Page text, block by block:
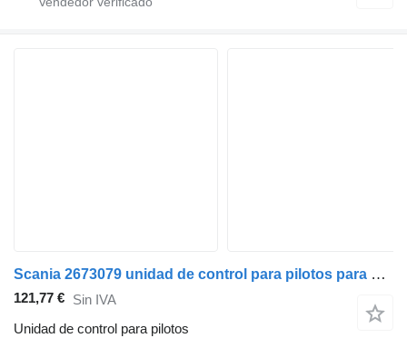
Scania 2673079 unidad de control para pilotos para Scania L,P,G,R,S-series (2016-) cabeza tractora
121,77 € Sin IVA
Unidad de control para pilotos